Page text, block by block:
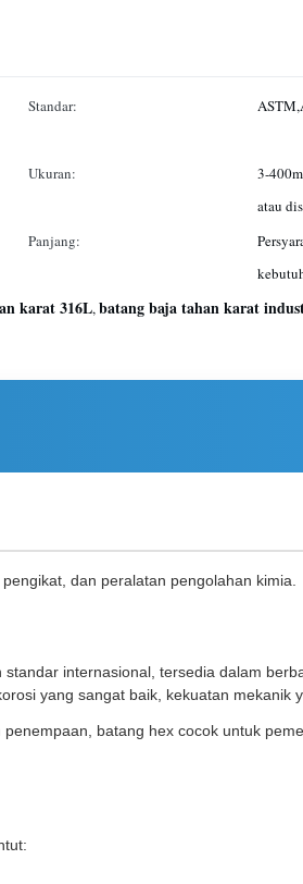
Standar:
Ukuran:
3-
atau
Panjang:
karat 316L,batang baja tahan karat
dan peralatan pengolahan kimia.
internasional, tersedia dalam
yang sangat baik, kekuatan mekanik
batang hex cocok untuk